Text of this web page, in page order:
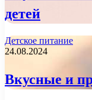
детей
Детское питание
24.08.2024
Вкусные и